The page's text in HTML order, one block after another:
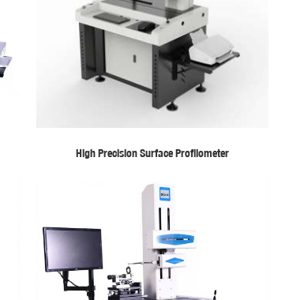
High Precision Surface Profilometer